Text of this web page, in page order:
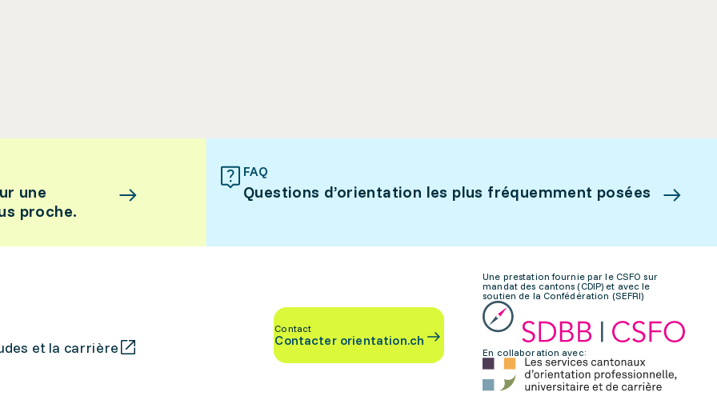
une
proche.
FAQ
Questions d’orientation les plus fréquemment posées
et la carrière
Contact
Contacter orientation.ch
Une prestation fournie par le CSFO sur
mandat des cantons (CDIP) et avec le
soutien de la Confédération (SEFRI)
En collaboration avec: